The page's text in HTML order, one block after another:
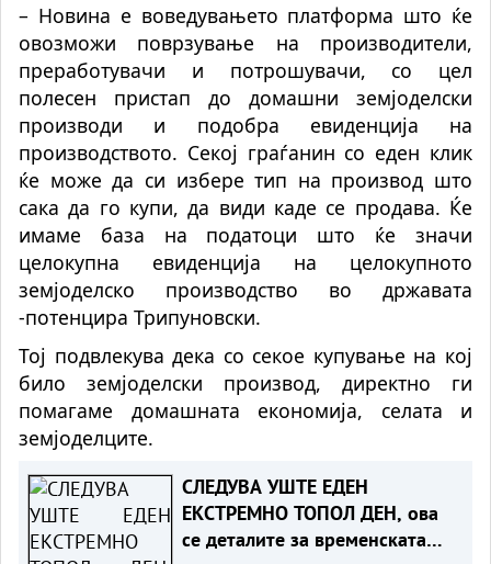
– Новина е воведувањето платформа што ќе
овозможи поврзување на производители,
преработувачи и потрошувачи, со цел
полесен пристап до домашни земјоделски
производи и подобра евиденција на
производството. Секој граѓанин со еден клик
ќе може да си избере тип на производ што
сака да го купи, да види каде се продава. Ќе
имаме база на податоци што ќе значи
целокупна евиденција на целокупното
земјоделско производство во државата
-потенцира Трипуновски.
Тој подвлекува дека со секое купување на кој
било земјоделски производ, директно ги
помагаме домашната економија, селата и
земјоделците.
СЛЕДУВА УШТЕ ЕДЕН
ЕКСТРЕМНО ТОПОЛ ДЕН, ова
се деталите за временската